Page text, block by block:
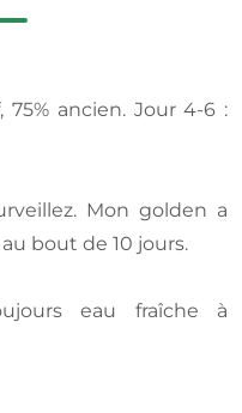
75% ancien. Jour 4-6 :
Mon golden a
bout de 10 jours.
eau fraîche à